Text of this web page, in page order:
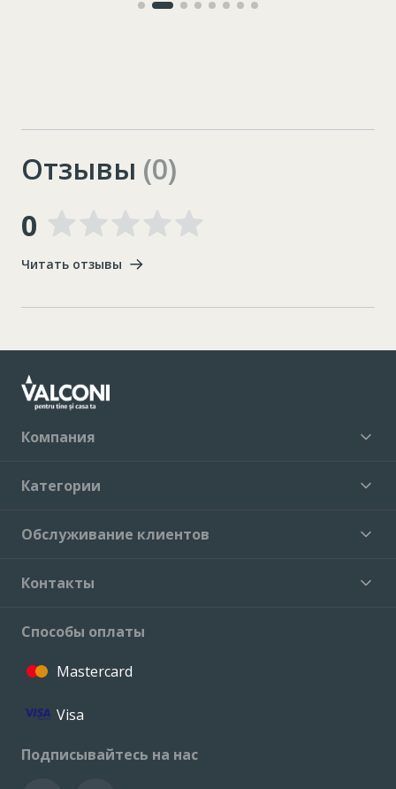
Отзывы (0)
0
Читать отзывы
Компания
Категории
Обслуживание клиентов
Контакты
Способы оплаты
Mastercard
Visa
Подписывайтесь на нас